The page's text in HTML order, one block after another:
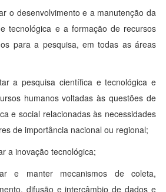
o desenvolvimento e a manutenção da
tecnológica e a formação de recursos
para a pesquisa, em todas as áreas
a pesquisa científica e tecnológica e
humanos voltadas às questões de
e social relacionadas às necessidades
de importância nacional ou regional;
a inovação tecnológica;
e manter mecanismos de coleta,
difusão e intercâmbio de dados e